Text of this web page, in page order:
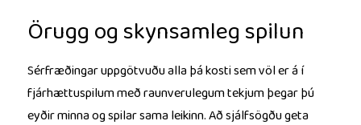
Örugg og skynsamleg spilun
Sérfræðingar uppgötvuðu alla þá kosti sem völ er á í
fjárhættuspilum með raunverulegum tekjum þegar þú
eyðir minna og spilar sama leikinn. Að sjálfsögðu geta